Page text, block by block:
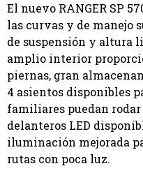
El nuevo RANGER SP
las curvas y de manejo
de suspensión y altura
amplio interior
piernas, gran
4 asientos disponibles
familiares puedan
delanteros LED
iluminación mejorada
rutas con poca luz.